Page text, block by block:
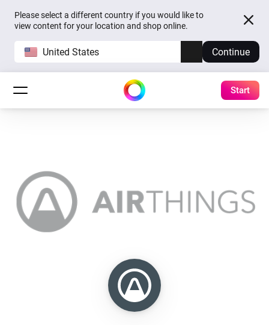
Please select a different country if you would like to
view content for your location and shop online.
United States Continue
Start